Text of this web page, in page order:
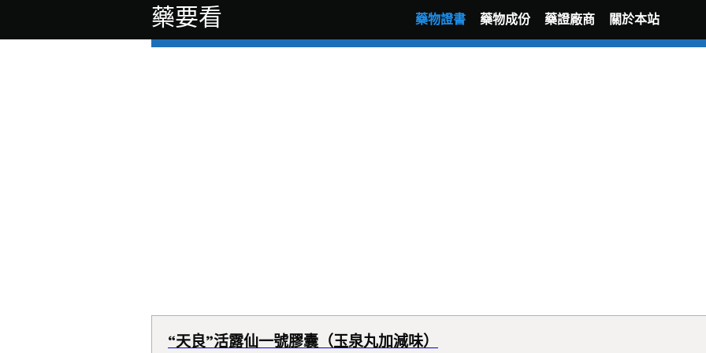
藥要看 藥物證書 藥物成份 藥證廠商 關於本站
“天良”活露仙一號膠囊（玉泉丸加減味）